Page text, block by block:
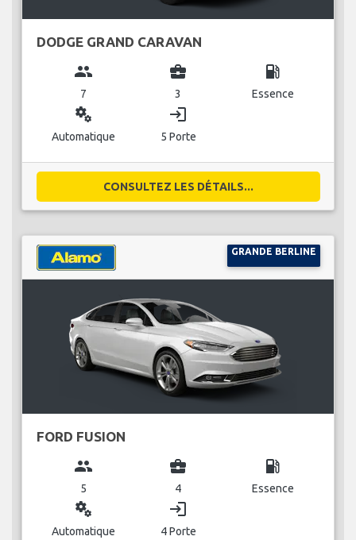
DODGE GRAND CARAVAN
group
7
business_center
3
local_gas_station
Essence
miscellaneous_services
Automatique
login
5 Porte
CONSULTEZ LES DÉTAILS...
GRANDE BERLINE
FORD FUSION
group
5
business_center
4
local_gas_station
Essence
miscellaneous_services
Automatique
login
4 Porte